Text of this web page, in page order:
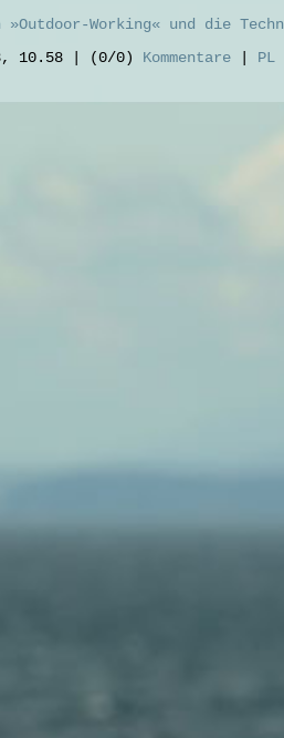
Working« und die
10.58 (0/0) Kommentare PL